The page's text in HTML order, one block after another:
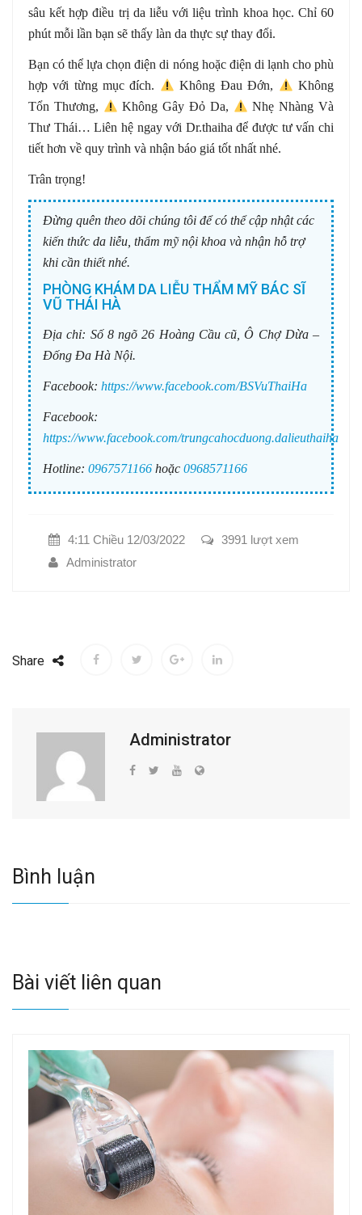
sâu kết hợp điều trị da liễu với liệu trình khoa học. Chỉ 60
phút mỗi lần bạn sẽ thấy làn da thực sự thay đổi.
Bạn có thể lựa chọn điện di nóng hoặc điện di lạnh cho phù
hợp với từng mục đích.
️ Không Đau Đớn,
️ Không
Tổn Thương,
️ Không Gây Đỏ Da,
️ Nhẹ Nhàng Và
Thư Thái… Liên hệ ngay với Dr.thaiha để được tư vấn chi
tiết hơn về quy trình và nhận báo giá tốt nhất nhé.
Trân trọng!
Đừng quên theo dõi chúng tôi để có thể cập nhật các
kiến thức da liễu, thẩm mỹ nội khoa và nhận hỗ trợ
khi cần thiết nhé.
PHÒNG KHÁM DA LIỄU THẨM MỸ BÁC SĨ
VŨ THÁI HÀ
Địa chỉ: Số 8 ngõ 26 Hoàng Cầu cũ, Ô Chợ Dừa –
Đống Đa Hà Nội.
Facebook: https://www.facebook.com/BSVuThaiHa
Facebook:
https://www.facebook.com/trungcahocduong.dalieuthaiha
Hotline: 0967571166 hoặc 0968571166
4:11 Chiều 12/03/2022
3991 lượt xem
Administrator
Share
Administrator
Bình luận
Bài viết liên quan